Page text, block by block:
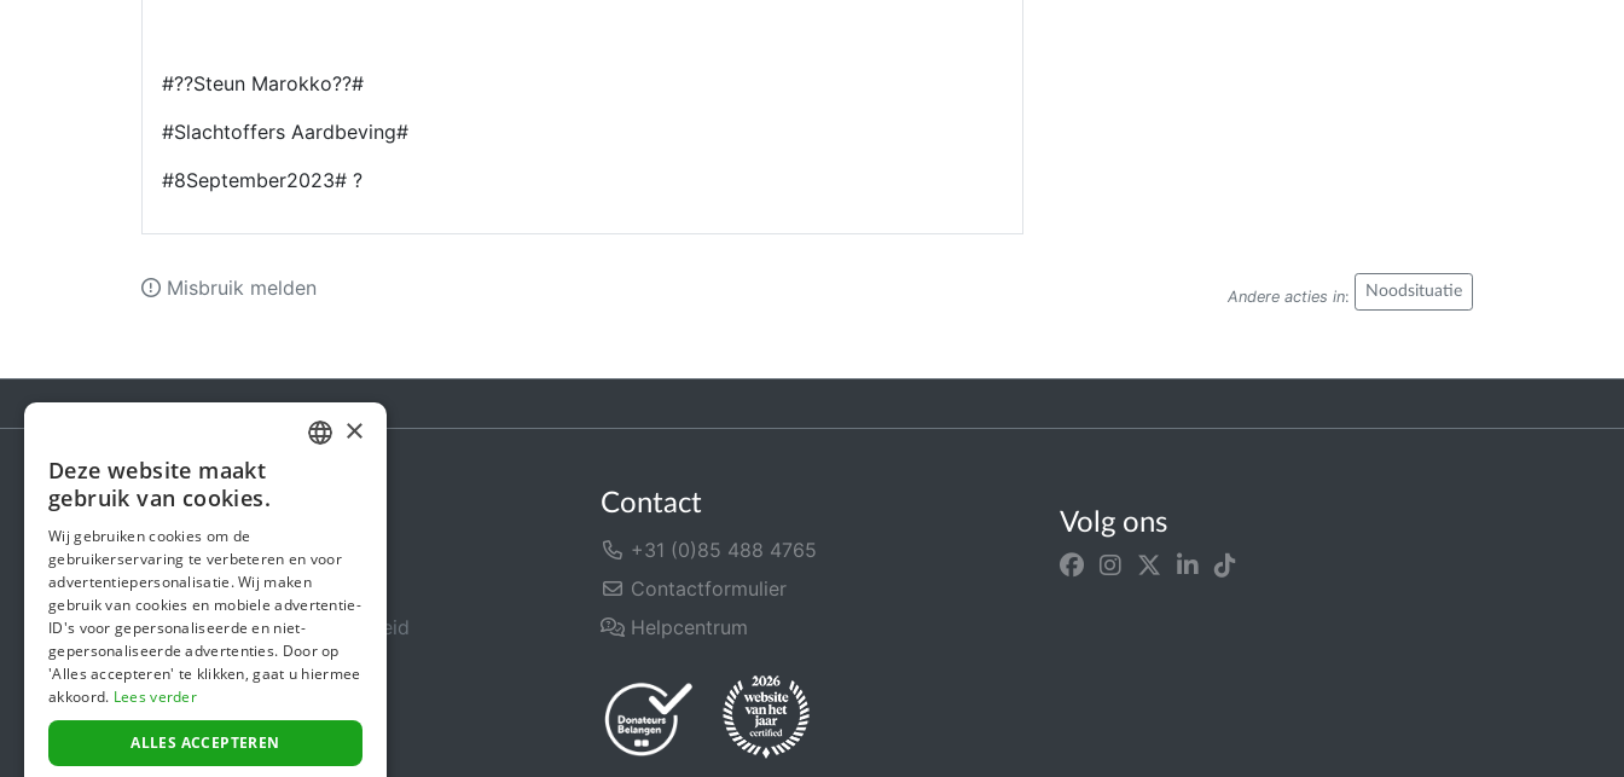
#??Steun Marokko??#
#Slachtoffers Aardbeving#
#8September2023# ?
Andere acties in: Noodsituatie
Misbruik melden
Steunactie
Over ons
In de media
Veiligheid & Betrouwbaarheid
Algemene voorwaarden
Privacybeleid
Cookiebeleid
Contact
+31 (0)85 488 4765
Contactformulier
Helpcentrum
Volg ons
ENGLISH
×
Deze website maakt
gebruik van cookies.
Wij gebruiken cookies om de
gebruikerservaring te verbeteren en voor
advertentiepersonalisatie. Wij maken
gebruik van cookies en mobiele advertentie-
ID's voor gepersonaliseerde en niet-
gepersonaliseerde advertenties. Door op
'Alles accepteren' te klikken, gaat u hiermee
akkoord. Lees verder
ALLES ACCEPTEREN